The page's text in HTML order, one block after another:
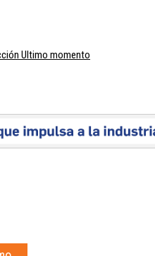
Ultimo momento